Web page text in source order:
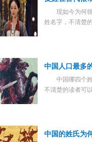
今为何很那再
现如今为何很
姓名字，不清楚
中国人口最多
名前四位的是
中国哪四个姓
不清楚的读者可
中国的姓氏为